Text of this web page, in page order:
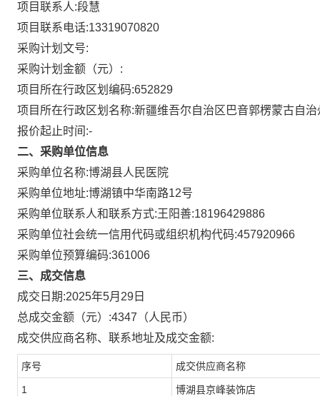
项目联系人:段慧
项目联系电话:13319070820
采购计划文号:
采购计划金额（元）:
项目所在行政区划编码:652829
项目所在行政区划名称:新疆维吾尔自治区巴音郭楞蒙古自治
报价起止时间:-
二、采购单位信息
采购单位名称:博湖县人民医院
采购单位地址:博湖镇中华南路12号
采购单位联系人和联系方式:王阳善:18196429886
采购单位社会统一信用代码或组织机构代码:457920966
采购单位预算编码:361006
三、成交信息
成交日期:2025年5月29日
总成交金额（元）:4347 （人民币）
成交供应商名称、联系地址及成交金额:
序号 成交供应商名称
1 博湖县京峰装饰店